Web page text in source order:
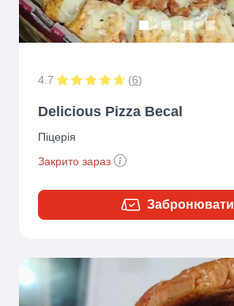
4.7 (6)
Delicious Pizza Becal
Піцерія
Закрито зараз
Забронювати